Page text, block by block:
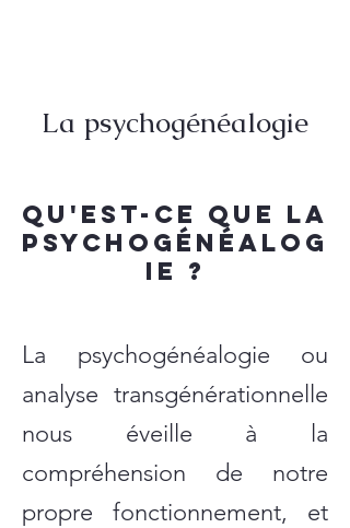
La psychogénéalogie
Qu'est-ce que la
psychogénéalog
ie ?
La psychogénéalogie ou
analyse transgénérationnelle
nous éveille à la
compréhension de notre
propre fonctionnement, et